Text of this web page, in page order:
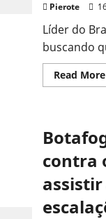
Pierote
Líder do
buscando
Read More
contra